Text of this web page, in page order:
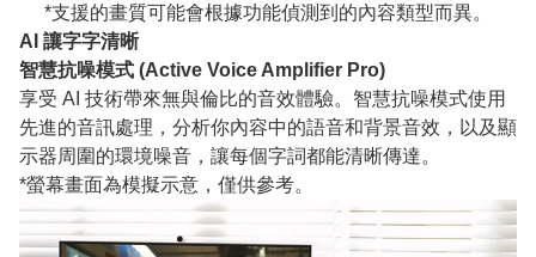
*支援的畫質可能會根據功能偵測到的內容類型而異。
AI 讓字字清晰
智慧抗噪模式 (Active Voice Amplifier Pro)
享受 AI 技術帶來無與倫比的音效體驗。智慧抗噪模式使用
先進的音訊處理，分析你內容中的語音和背景音效，以及顯
示器周圍的環境噪音，讓每個字詞都能清晰傳達。
*螢幕畫面為模擬示意，僅供參考。